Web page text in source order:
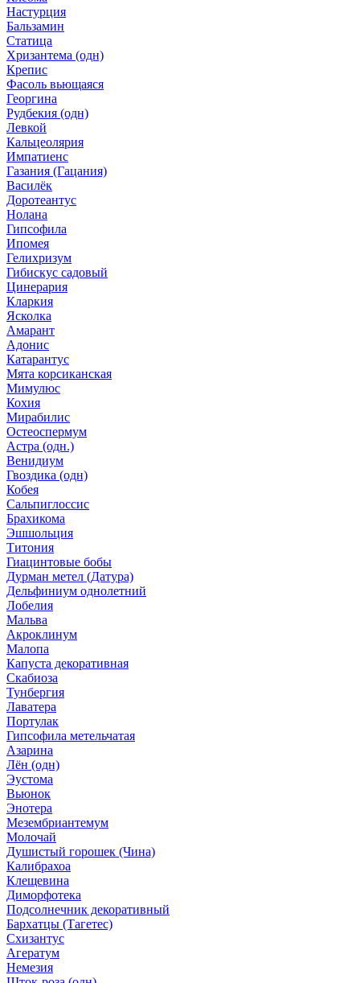
Настурция
Бальзамин
Статица
Хризантема (одн)
Крепис
Фасоль вьющаяся
Георгина
Рудбекия (одн)
Левкой
Кальцеолярия
Импатиенс
Газания (Гацания)
Василёк
Доротеантус
Нолана
Гипсофила
Ипомея
Гелихризум
Гибискус садовый
Цинерария
Кларкия
Ясколка
Амарант
Адонис
Катарантус
Мята корсиканская
Мимулюс
Кохия
Мирабилис
Остеоспермум
Астра (одн.)
Венидиум
Гвоздика (одн)
Кобея
Сальпиглоссис
Брахикома
Эшшольция
Титония
Гиацинтовые бобы
Дурман метел (Датура)
Дельфиниум однолетний
Лобелия
Мальва
Акроклинум
Малопа
Капуста декоративная
Скабиоза
Тунбергия
Лаватера
Портулак
Гипсофила метельчатая
Азарина
Лён (одн)
Эустома
Вьюнок
Энотера
Мезембриантемум
Молочай
Душистый горошек (Чина)
Калибрахоа
Клещевина
Диморфотека
Подсолнечник декоративный
Бархатцы (Тагетес)
Схизантус
Агератум
Немезия